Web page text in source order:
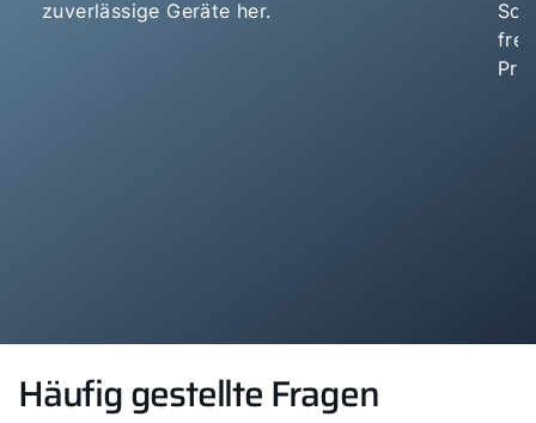
zuverlässige Geräte her.
So
Häufig gestellte Fragen